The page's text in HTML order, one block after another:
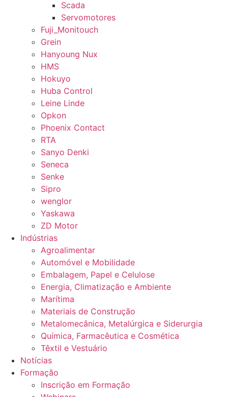
Scada
Servomotores
Fuji_Monitouch
Grein
Hanyoung Nux
HMS
Hokuyo
Huba Control
Leine Linde
Opkon
Phoenix Contact
RTA
Sanyo Denki
Seneca
Senke
Sipro
wenglor
Yaskawa
ZD Motor
Indústrias
Agroalimentar
Automóvel e Mobilidade
Embalagem, Papel e Celulose
Energia, Climatização e Ambiente
Marítima
Materiais de Construção
Metalomecânica, Metalúrgica e Siderurgia
Química, Farmacêutica e Cosmética
Têxtil e Vestuário
Notícias
Formação
Inscrição em Formação